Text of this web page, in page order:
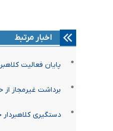
اخبار مرتبط
پایان فعالیت
برداشت غیرمجاز از حساب ۷۰ نفر در شیراز/
دستگیری